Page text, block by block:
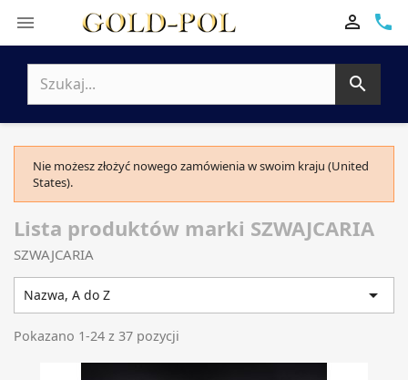
 phone


Nie możesz złożyć nowego zamówienia w swoim kraju (United
States).
Lista produktów marki SZWAJCARIA
SZWAJCARIA
Nazwa, A do Z 
Pokazano 1-24 z 37 pozycji